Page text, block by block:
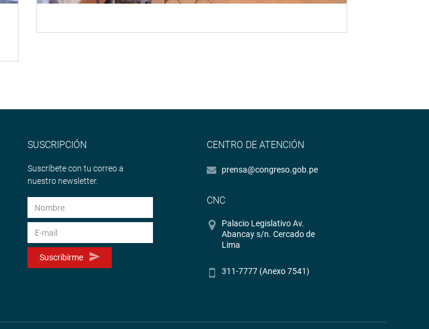
SUSCRIPCIÓN
Suscríbete con tu correo a
nuestro newsletter.
Suscribirme
CENTRO DE ATENCIÓN
prensa@congreso.gob.pe
CNC
Palacio Legislativo Av.
Abancay s/n. Cercado de
Lima
311-7777 (Anexo 7541)